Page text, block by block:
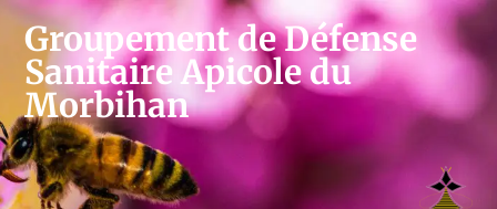
Groupement de Défense
Sanitaire Apicole du
Morbihan